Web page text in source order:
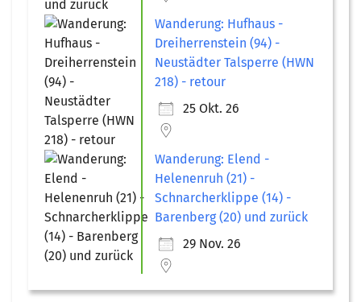
Wanderung: Hufhaus -
Dreiherrenstein (94) -
Neustädter Talsperre (HWN
218) - retour
25 Okt. 26
Wanderung: Elend -
Helenenruh (21) -
Schnarcherklippe (14) -
Barenberg (20) und zurück
29 Nov. 26